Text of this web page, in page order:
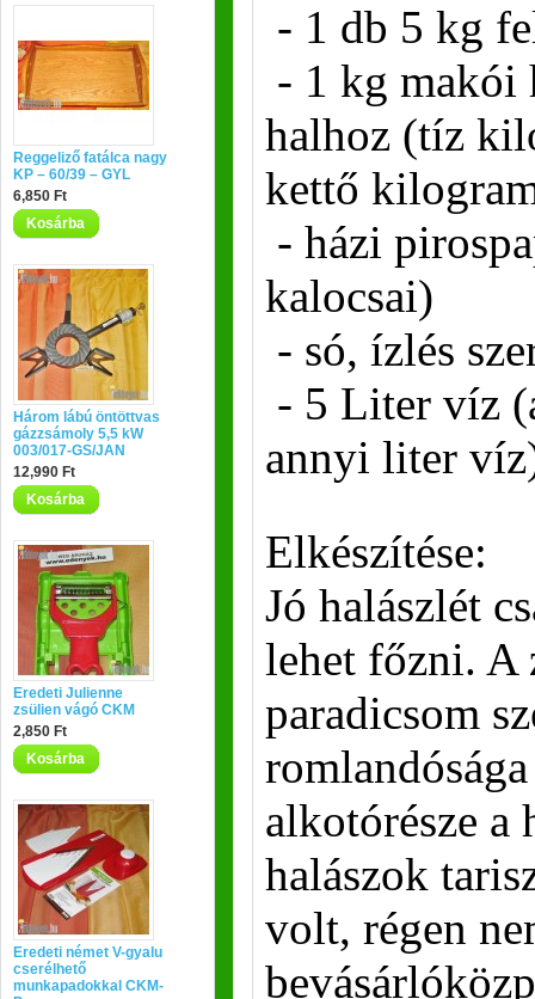
Reggeliző fatálca nagy
KP – 60/39 – GYL
6,850 Ft
Kosárba
Három lábú öntöttvas
gázzsámoly 5,5 kW
003/017-GS/JAN
12,990 Ft
Kosárba
Eredeti Julienne
zsülien vágó CKM
2,850 Ft
Kosárba
Eredeti német V-gyalu
cserélhető
munkapadokkal CKM-
- 1 db 5 kg
- 1 kg makói
halhoz (tíz
kettő
- házi
kalocsai)
- só, ízlés
- 5 Liter víz
annyi liter
Elkészítése:
Jó halászlét
lehet főzni. A
paradicsom
alkotórésze a
halászok
volt, régen